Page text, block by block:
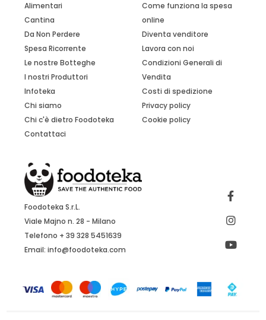
Alimentari
Cantina
Da Non Perdere
Spesa Ricorrente
Le nostre Botteghe
I nostri Produttori
Infoteka
Chi siamo
Chi c'è dietro Foodoteka
Contattaci
Come funziona la spesa
online
Diventa venditore
Lavora con noi
Condizioni Generali di
Vendita
Costi di spedizione
Privacy policy
Cookie policy
Foodoteka S.r.L.
Viale Majno n. 28 - Milano
Telefono + 39 328 5451639
Email:info@foodoteka.com